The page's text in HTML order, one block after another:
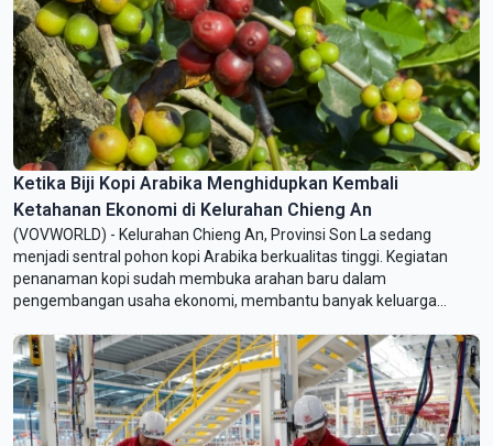
Ketika Biji Kopi Arabika Menghidupkan Kembali
Ketahanan Ekonomi di Kelurahan Chieng An
(VOVWORLD) - Kelurahan Chieng An, Provinsi Son La sedang
menjadi sentral pohon kopi Arabika berkualitas tinggi. Kegiatan
penanaman kopi sudah membuka arahan baru dalam
pengembangan usaha ekonomi, membantu banyak keluarga
kesejahteraan. Pada tahun 2025, Chieng An memperkuat
penanaman berbagai varietas Arabika dengan produktivitas yang
tinggi, menerapkan teknik cocok-tanam yang modern dan model
ekonomi koperasi.